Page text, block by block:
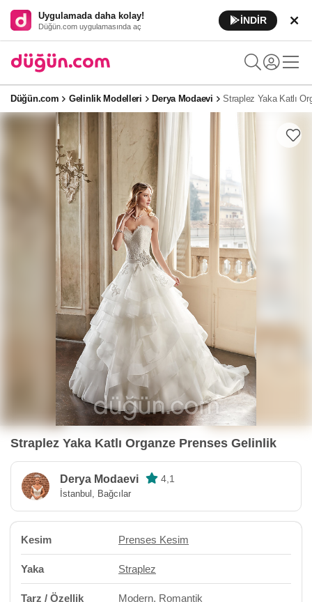
Uygulamada daha kolay!
Düğün.com uygulamasında aç
İNDİR
Düğün.com Gelinlik Modelleri Derya Modaevi Straplez Yaka Katlı
Straplez Yaka Katlı Organze Prenses Gelinlik
Derya Modaevi 4,1
İstanbul, Bağcılar
Kesim Prenses Kesim
Yaka Straplez
Tarz / Özellik Modern, Romantik